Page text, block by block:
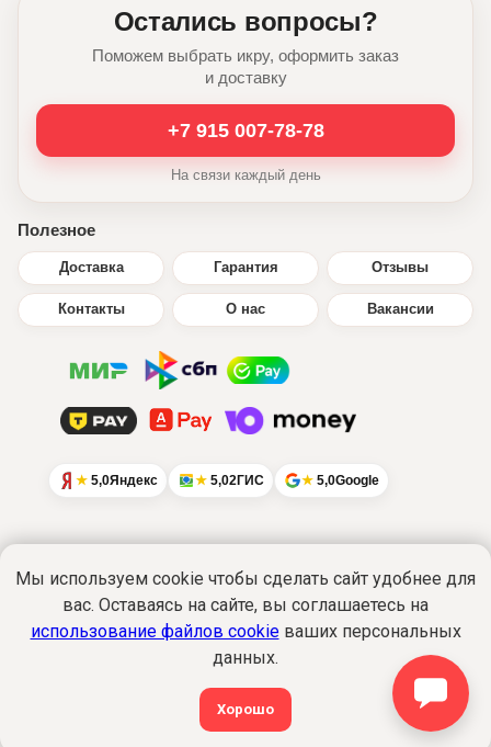
Остались вопросы?
Поможем выбрать икру, оформить заказ
и доставку
+7 915 007-78-78
На связи каждый день
Полезное
Доставка Гарантия Отзывы
Контакты О нас Вакансии
5,0Яндекс 5,02ГИС 5,0Google
Интернет-сайтwww.ikratut.ruносит
исключительно информационный характер
и не является публичной офертой...
Подробнее
Политика обработки персональных данных
©2015-2026 Все права защищены. ИкраТуТ!
®
shop@ikratut.ru
Мы используем cookie чтобы сделать сайт удобнее для
вас. Оставаясь на сайте, вы соглашаетесь на
использование файлов cookieваших персональных
данных.
Хорошо